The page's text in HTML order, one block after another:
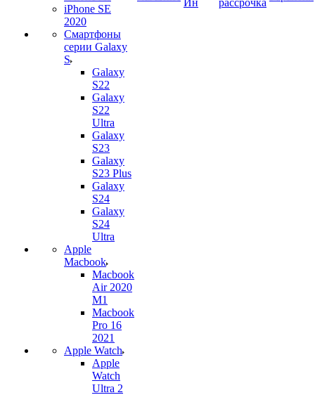
iPhone SE
2020
Смартфоны
серии Galaxy
S
Galaxy
S22
Galaxy
S22
Ultra
Galaxy
S23
Galaxy
S23 Plus
Galaxy
S24
Galaxy
S24
Ultra
Apple
Macbook
Macbook
Air 2020
M1
Macbook
Pro 16
2021
Apple Watch
Apple
Watch
Ultra 2
Ин
рассрочка